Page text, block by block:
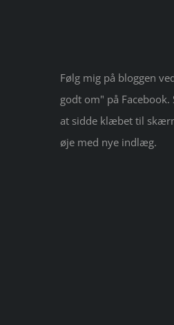
Følg mig på bloggen
godt om" på
at sidde klæbet til
øje med nye indlæg.